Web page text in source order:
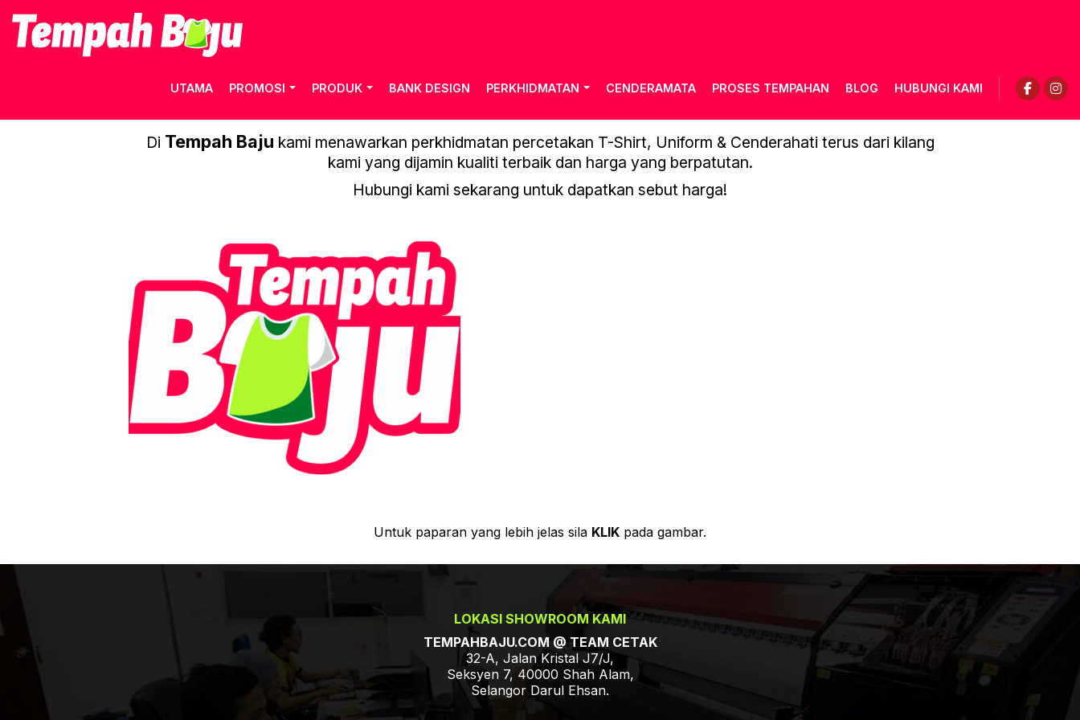
UTAMA PROMOSI PRODUK BANK DESIGN PERKHIDMATAN CENDERAMATA PROSES TEMPAHAN BLOG HUBUNGI KAMI
Di Tempah Baju kami menawarkan perkhidmatan percetakan T-Shirt, Uniform & Cenderahati terus dari kilang
kami yang dijamin kualiti terbaik dan harga yang berpatutan.
Hubungi kami sekarang untuk dapatkan sebut harga!
Untuk paparan yang lebih jelas sila KLIK pada gambar.
LOKASI SHOWROOM KAMI
TEMPAHBAJU.COM @ TEAM CETAK
32-A, Jalan Kristal J7/J,
Seksyen 7, 40000 Shah Alam,
Selangor Darul Ehsan.